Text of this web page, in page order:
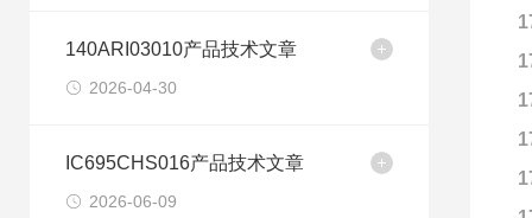
140ARI03010产品技术文章
2026-04-30
IC695CHS016产品技术文章
2026-06-09